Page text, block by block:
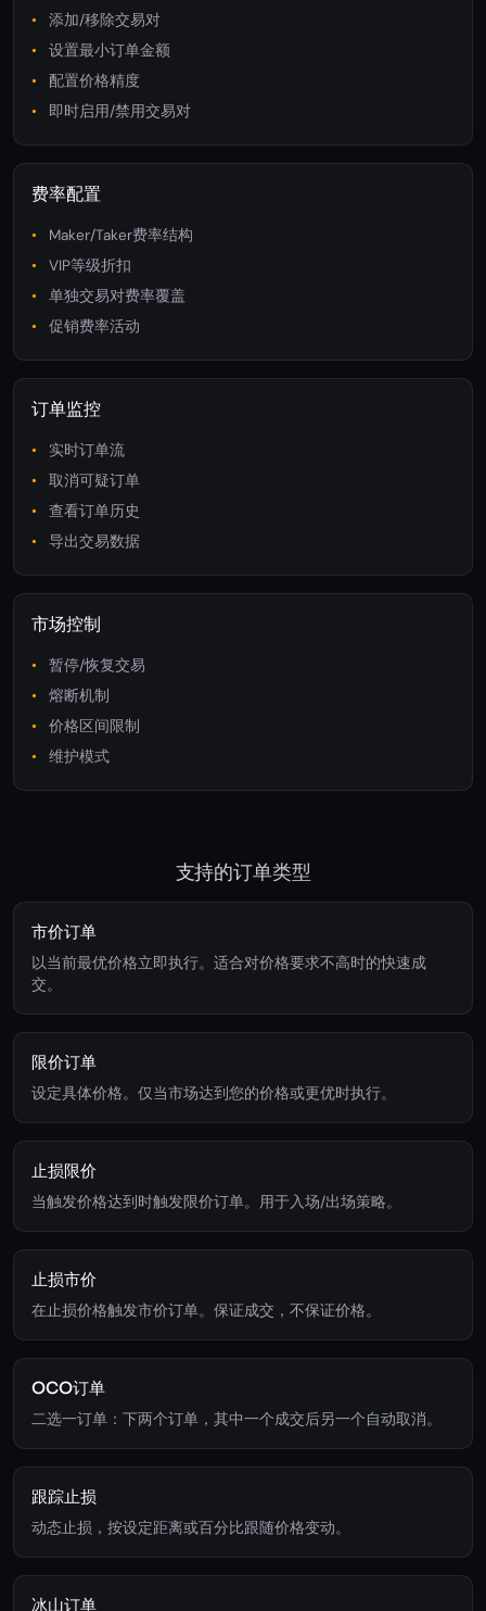
添加/移除交易对
设置最小订单金额
配置价格精度
即时启用/禁用交易对
费率配置
Maker/Taker费率结构
VIP等级折扣
单独交易对费率覆盖
促销费率活动
订单监控
实时订单流
取消可疑订单
查看订单历史
导出交易数据
市场控制
暂停/恢复交易
熔断机制
价格区间限制
维护模式
支持的订单类型
市价订单
以当前最优价格立即执行。适合对价格要求不高时的快速成
交。
限价订单
设定具体价格。仅当市场达到您的价格或更优时执行。
止损限价
当触发价格达到时触发限价订单。用于入场/出场策略。
止损市价
在止损价格触发市价订单。保证成交，不保证价格。
OCO订单
二选一订单：下两个订单，其中一个成交后另一个自动取消。
跟踪止损
动态止损，按设定距离或百分比跟随价格变动。
冰山订单